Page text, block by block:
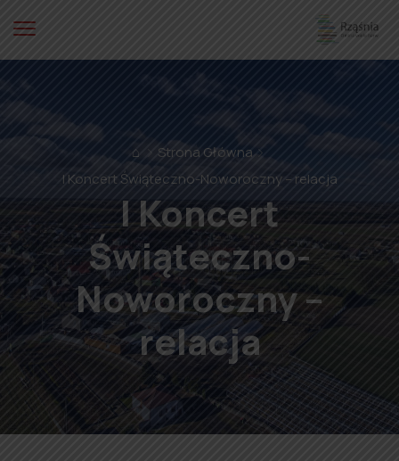
⌂
Strona Główna
I Koncert Świąteczno-Noworoczny – relacja
I Koncert
Świąteczno-
Noworoczny –
relacja